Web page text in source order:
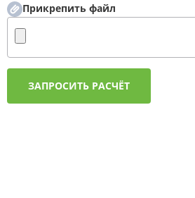
Прикрепить файл
ЗАПРОСИТЬ РАСЧЁТ